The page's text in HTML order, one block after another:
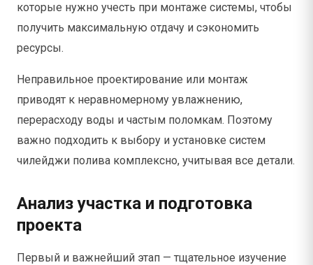
которые нужно учесть при монтаже системы, чтобы
получить максимальную отдачу и сэкономить
ресурсы.
Неправильное проектирование или монтаж
приводят к неравномерному увлажнению,
перерасходу воды и частым поломкам. Поэтому
важно подходить к выбору и установке систем
чилейджи полива комплексно, учитывая все детали.
Анализ участка и подготовка
проекта
Первый и важнейший этап — тщательное изучение